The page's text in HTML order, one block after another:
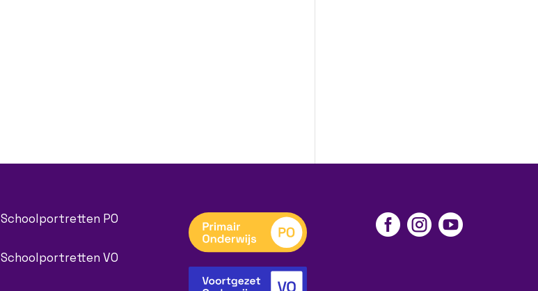
Schoolportretten PO
Schoolportretten VO
  